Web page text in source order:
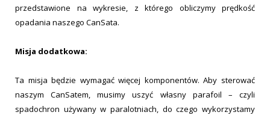
przedstawione na wykresie, z którego obliczymy prędkość
opadania naszego CanSata.
Misja dodatkowa:
Ta misja będzie wymagać więcej komponentów. Aby sterować
naszym CanSatem, musimy uszyć własny parafoil – czyli
spadochron używany w paralotniach, do czego wykorzystamy